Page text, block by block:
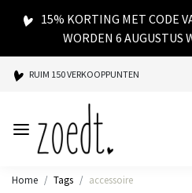
15% KORTING MET CODE
WORDEN 6 AUGUSTUS
RUIM 150 VERKOOPPUNTEN
SPAARPUNTEN BIJ ELKE AANKOOP
SNELLE LEVERING
Home Tags accessoire